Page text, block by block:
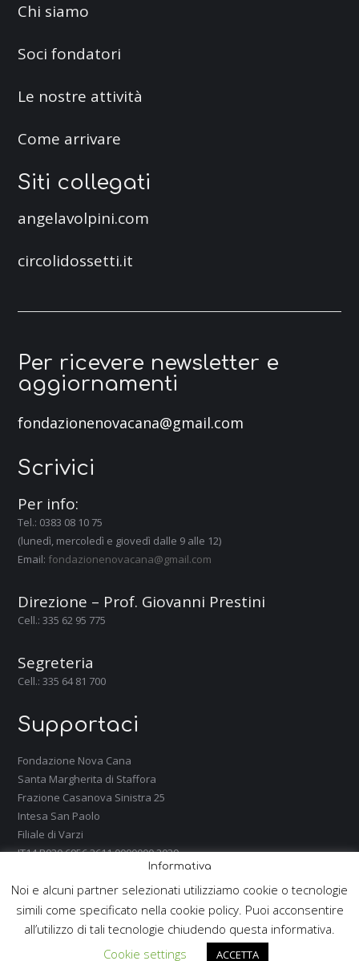
Chi siamo
Soci fondatori
Le nostre attività
Come arrivare
Siti collegati
angelavolpini.com
circolidossetti.it
Per ricevere newsletter e
aggiornamenti
fondazionenovacana@gmail.com
Scrivici
Per info:
Tel.: 0383 08 10 75
(lunedì, mercoledì e giovedì dalle 9 alle 12)
Email: fondazionenovacana@gmail.com
Direzione – Prof. Giovanni Prestini
Cell.: 335 62 95 775
Segreteria
Cell.: 335 64 81 700
Supportaci
Fondazione Nova Cana
Santa Margherita di Staffora
Frazione Casanova Sinistra 25
Intesa San Paolo
Filiale di Varzi
IT14 R030 6956 3611 0000000 2039
Informativa
Noi e alcuni partner selezionati utilizziamo cookie o tecnologie
simili come specificato nella cookie policy. Puoi acconsentire
all’utilizzo di tali tecnologie chiudendo questa informativa.
Cookie settings
ACCETTA